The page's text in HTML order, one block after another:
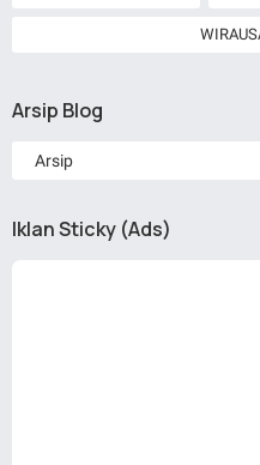
Arsip Blog
Iklan Sticky (Ads)